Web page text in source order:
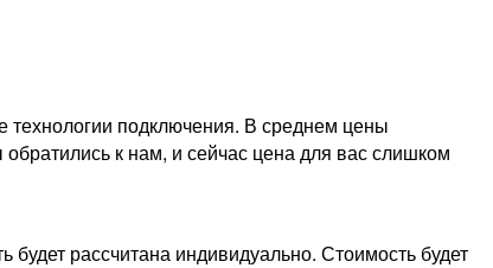
технологии подключения. В среднем цены
к нам, и сейчас цена для вас слишком
рассчитана индивидуально. Стоимость будет